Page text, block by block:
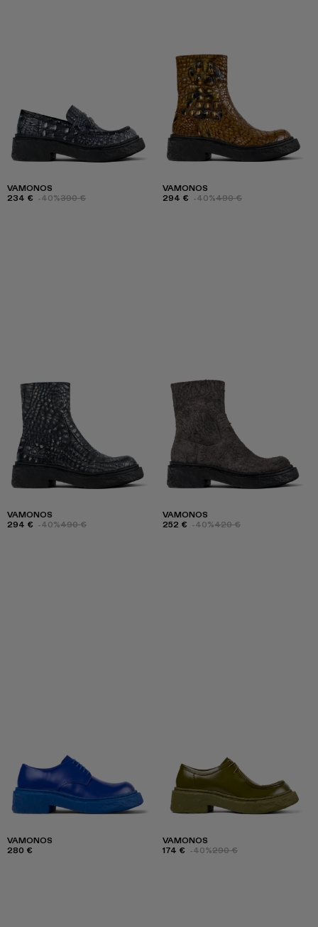
VAMONOS
234 € -40%390 €
VAMONOS
294 € -40%490 €
VAMONOS
294 € -40%490 €
VAMONOS
252 € -40%420 €
VAMONOS
280 €
VAMONOS
174 € -40%290 €